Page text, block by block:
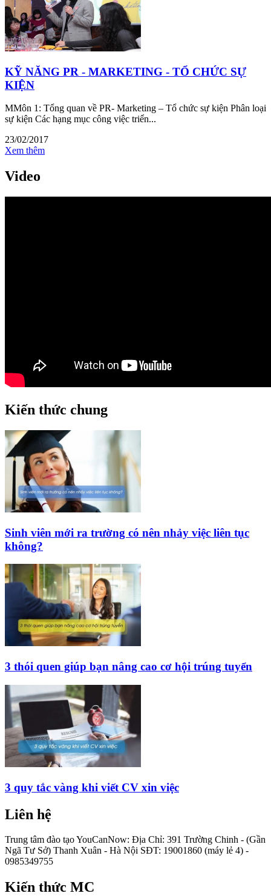
KỸ NĂNG PR - MARKETING - TỔ CHỨC SỰ
KIỆN
MMôn 1: Tổng quan về PR- Marketing – Tổ chức sự kiện Phân loại
sự kiện Các hạng mục công việc triển...
23/02/2017
Xem thêm
Video
Kiến thức chung
Sinh viên mới ra trường có nên nhảy việc liên tục
không?
3 thói quen giúp bạn nâng cao cơ hội trúng tuyển
3 quy tắc vàng khi viết CV xin việc
Liên hệ
Trung tâm đào tạo YouCanNow: Địa Chỉ: 391 Trường Chinh - (Gần
Ngã Tư Sở) Thanh Xuân - Hà Nội SĐT: 19001860 (máy lẻ 4) -
0985349755
Kiến thức MC